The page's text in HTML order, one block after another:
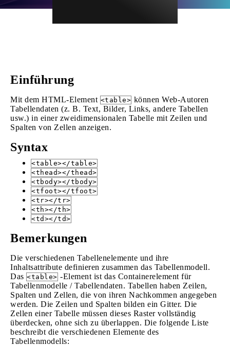
Einführung
Mit dem HTML-Element <table> können Web-Autoren
Tabellendaten (z. B. Text, Bilder, Links, andere Tabellen
usw.) in einer zweidimensionalen Tabelle mit Zeilen und
Spalten von Zellen anzeigen.
Syntax
<table></table>
<thead></thead>
<tbody></tbody>
<tfoot></tfoot>
<tr></tr>
<th></th>
<td></td>
Bemerkungen
Die verschiedenen Tabellenelemente und ihre
Inhaltsattribute definieren zusammen das Tabellenmodell.
Das <table> -Element ist das Containerelement für
Tabellenmodelle / Tabellendaten. Tabellen haben Zeilen,
Spalten und Zellen, die von ihren Nachkommen angegeben
werden. Die Zeilen und Spalten bilden ein Gitter. Die
Zellen einer Tabelle müssen dieses Raster vollständig
überdecken, ohne sich zu überlappen. Die folgende Liste
beschreibt die verschiedenen Elemente des
Tabellenmodells: